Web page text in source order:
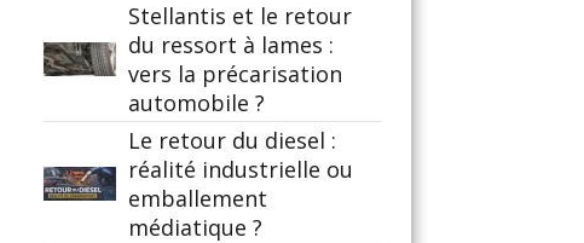
Stellantis et le retour
du ressort à lames :
vers la précarisation
automobile ?
Le retour du diesel :
réalité industrielle ou
emballement
médiatique ?